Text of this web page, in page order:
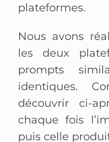
plateformes.
Nous avons
les deux
prompts
identiques.
découvrir ci-
chaque fois
puis celle